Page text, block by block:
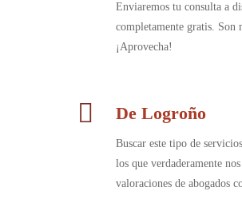
Enviaremos tu consulta a
completamente gratis. Son
¡Aprovecha!
De Logroño
Buscar este tipo de
los que verdaderamente
valoraciones de abogados